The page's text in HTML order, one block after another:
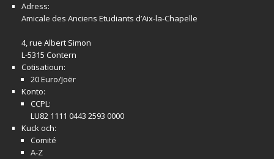
Adress:
Amicale des Anciens Etudiants d’Aix-la-Chapelle
4, rue Albert Simon
L-5315 Contern
Cotisatioun:
20 Euro/Joër
Konto:
CCPL:
LU82 1111 0443 2593 0000
Kuck och:
Comité
A-Z